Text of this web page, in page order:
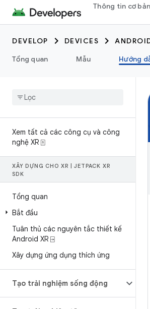
Thông tin cơ bản
DEVELOP DEVICES
Tổng quan
Mẫu Hướng
Xem tất cả các công cụ và công
nghệ XR ⍐
XÂY DỰNG CHO XR
JETPACK XR
SDK
Tổng quan
Bắt đầu
Tuân thủ các nguyên tắc thiết kế
Android XR ⍈
Xây dựng ứng dụng thích ứng
Tạo trải nghiệm sống động